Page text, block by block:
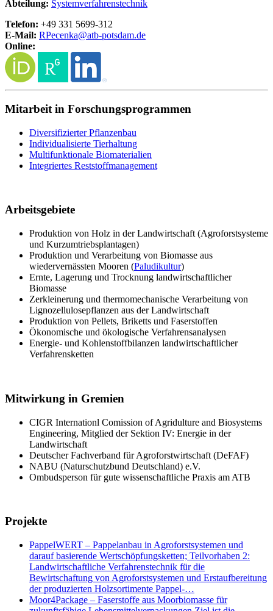
Abteilung: Systemverfahrenstechnik
Telefon: +49 331 5699-312
E-Mail: RPecenka@atb-potsdam.de
Online:
Mitarbeit in Forschungsprogrammen
Diversifizierter Pflanzenbau
Individualisierte Tierhaltung
Multifunktionale Biomaterialien
Integriertes Reststoffmanagement
Arbeitsgebiete
Produktion von Holz in der Landwirtschaft (Agroforstsysteme
und Kurzumtriebsplantagen)
Produktion und Verarbeitung von Biomasse aus
wiedervernässten Mooren (Paludikultur)
Ernte, Lagerung und Trocknung landwirtschaftlicher
Biomasse
Zerkleinerung und thermomechanische Verarbeitung von
Lignozellulosepflanzen aus der Landwirtschaft
Produktion von Pellets, Briketts und Faserstoffen
Ökonomische und ökologische Verfahrensanalysen
Energie- und Kohlenstoffbilanzen landwirtschaftlicher
Verfahrensketten
Mitwirkung in Gremien
CIGR Internationl Comission of Agridulture and Biosystems
Engineering, Mitglied der Sektion IV: Energie in der
Landwirtschaft
Deutscher Fachverband für Agroforstwirtschaft (DeFAF)
NABU (Naturschutzbund Deutschland) e.V.
Ombudsperson für gute wissenschaftliche Praxis am ATB
Projekte
PappelWERT – Pappelanbau in Agroforstsystemen und
darauf basierende Wertschöpfungsketten; Teilvorhaben 2:
Landwirtschaftliche Verfahrenstechnik für die
Bewirtschaftung von Agroforstsystemen und Erstaufbereitung
der produzierten Holzsortimente Pappel-…
Moor4Package – Faserstoffe aus Moorbiomasse für